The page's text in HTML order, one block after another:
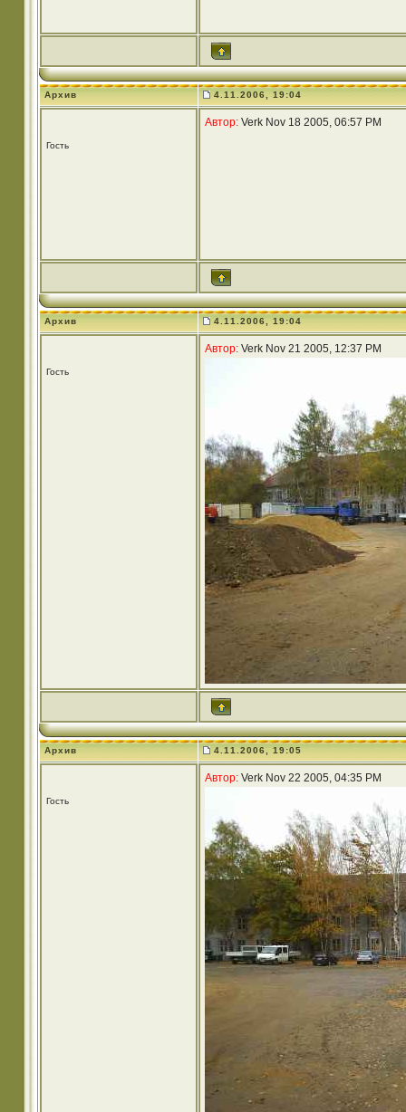
Архив 4.11.2006, 19:04
Гость
Автор:Verk Nov 18 2005, 06:57 PM
Архив 4.11.2006, 19:04
Гость
Автор:Verk Nov 21 2005, 12:37 PM
Архив 4.11.2006, 19:05
Гость
Автор:Verk Nov 22 2005, 04:35 PM